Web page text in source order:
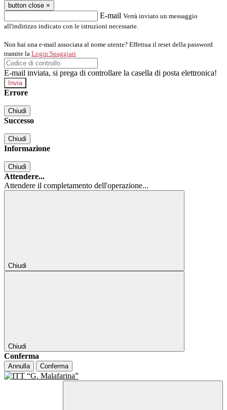
button close ×
E-mail Verrà inviato un messaggio
all'indirizzo indicato con le istruzioni necessarie.
Non hai una e-mail associata al nome utente? Effettua il reset della password
tramite la Login Spaggiari
E-mail inviata, si prega di controllare la casella di posta elettronica!
Errore
Chiudi
Successo
Chiudi
Informazione
Chiudi
Attendere...
Attendere il completamento dell'operazione...
Chiudi
Chiudi
Conferma
Annulla Conferma